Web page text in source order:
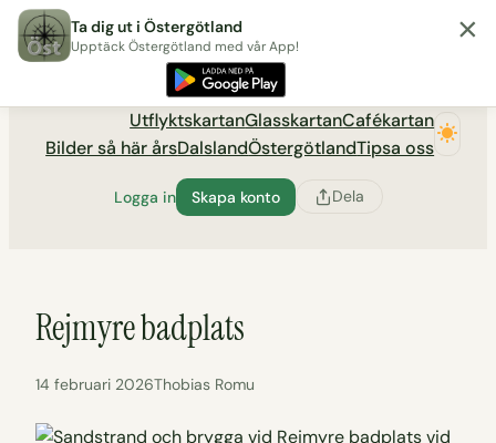
Hoppa
till
Utflyktsportalen tadigut.nu
UtflyktskartanGlasskartanCafékartan
Bilder så här årsDalslandÖstergötlandTipsa oss
Logga in Skapa konto Dela
Rejmyre badplats
14 februari 2026Thobias Romu
Ta dig ut i Östergötland
Upptäck Östergötland med vår App! ×